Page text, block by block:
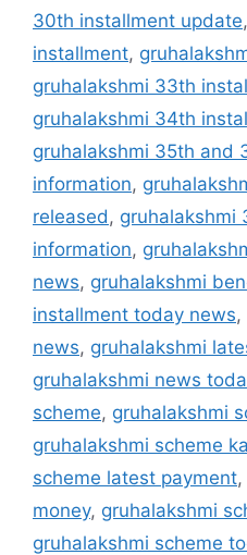
30th installment update,
installment,
gruhalakshmi 33th
gruhalakshmi 34th
gruhalakshmi 35th and
information,
released , gruhalakshmi
information,
news, gruhalakshmi
installment today news,
news, gruhalakshmi
gruhalakshmi news
scheme, gruhalakshmi
gruhalakshmi scheme
scheme latest payment,
money, gruhalakshmi
gruhalakshmi scheme